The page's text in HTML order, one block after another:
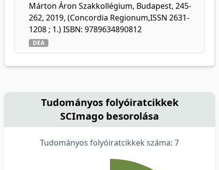
Márton Áron Szakkollégium, Budapest, 245-
262, 2019, (Concordia Regionum,ISSN 2631-
1208 ; 1.) ISBN: 9789634890812
DEA
Tudományos folyóiratcikkek
SCImago besorolása
Tudományos folyóiratcikkek száma: 7